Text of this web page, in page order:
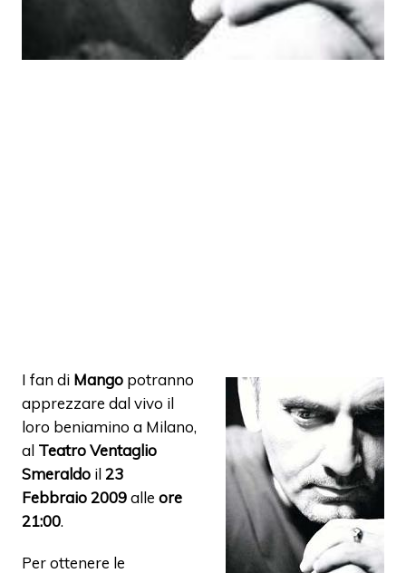
I fan di Mango potranno
apprezzare dal vivo il
loro beniamino a Milano,
al Teatro Ventaglio
Smeraldo il23
Febbraio 2009alle ore
21:00.
Per ottenere le